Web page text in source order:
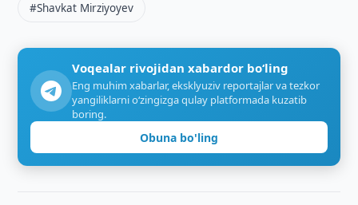
#Shavkat Mirziyoyev
Voqealar rivojidan xabardor bo‘ling
Eng muhim xabarlar, eksklyuziv reportajlar va tezkor
yangiliklarni o‘zingizga qulay platformada kuzatib
boring.
Obuna bo'ling